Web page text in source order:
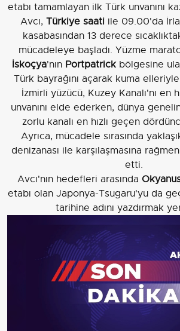
etabı tamamlayan ilk Türk unvanını
Avcı, Türkiye saatiile 09.00'da
kasabasından 13 derece
mücadeleye başladı. Yüzme
İskoçya'nın Portpatrickbölgesine
Türk bayrağını açarak kuma
İzmirli yüzücü, Kuzey Kanalı'nı en
unvanını elde ederken, dünya
zorlu kanalı en hızlı geçen
Ayrıca, mücadele sırasında
denizanası ile karşılaşmasına
etti.
Avcı'nın hedefleri arasında
etabı olan Japonya-Tsugaru'yu da
tarihine adını yazdırmak